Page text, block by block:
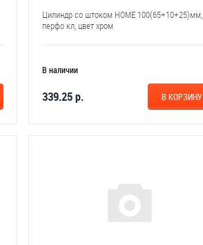
Цилиндр со штоком HOME
перфо кл, цвет хром
В наличии
339.25 р. В КОРЗИНУ